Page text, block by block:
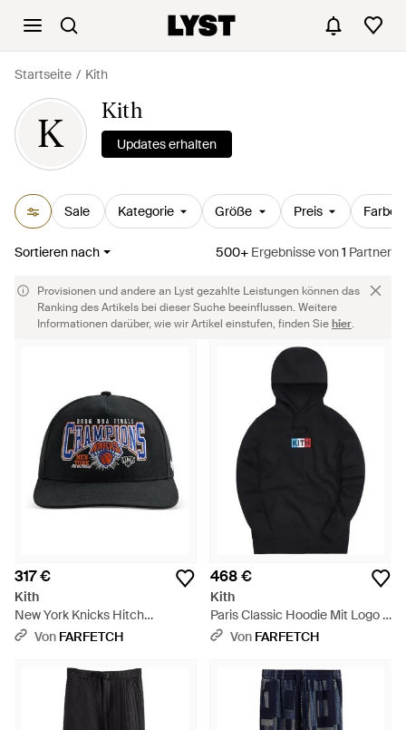
Startseite Kith
K
Kith
Updates erhalten
Sale Kategorie Größe Preis Farbe
Sortieren nach 500+ Ergebnissevon1 Partner
Provisionen und andere an Lyst gezahlte Leistungen können das
Ranking des Artikels bei dieser Suche beeinflussen. Weitere
Informationen darüber, wie wir Artikel einstufen, finden Siehier.
317 €
Kith
New York Knicks Hitch
Baseballkappe - Schwarz
Von FARFETCH
468 €
Kith
Paris Classic Hoodie Mit Logo -
BlauVon FARFETCH